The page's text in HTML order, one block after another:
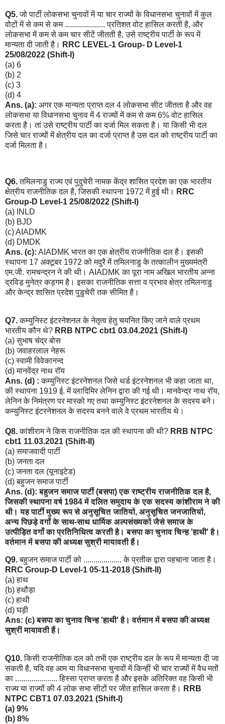
Q5.जो पार्टी लोकसभा चुनावों में या चार राज्यों के विधानसभा चुनावों में कुल
वोटों में से कम से कम .................... प्रतिशत वोट हासिल करती है, और
लोकसभा में कम से कम चार सीटें जीतती है, उसे राष्ट्रीय पार्टी के रूप में
मान्यता दी जाती है।
RRC LEVEL-1 Group- D Level-1
25/08/2022 (Shift-I)
(a) 6
(b) 2
(c) 3
(d) 4
Ans. (a): अगर एक मान्यता प्राप्त दल 4 लोकसभा सीट जीतता है और वह
लोकसभा या विधानसभा चुनाव में 4 राज्यों में कम से कम 6% वोट हासिल
करता है। तां उसे राष्ट्रीय पार्टी का दर्जा मिल सकता है। या किसी भी दल
जिसे चार राज्यों में क्षेत्रीय दल का दर्जा प्राप्त है उस दल को राष्ट्रीय पार्टी का
दर्जा मिलता है।
Q6.तमिलनाडु राज्य एवं पुदुचेरी नामक केंद्र शासित प्रदेश का एक भारतीय
क्षेत्रीय राजनीतिक दल है, जिसकी स्थापना 1972 में हुई थी।
RRC
Group-D Level-1 25/08/2022 (Shift-I)
(a) INLD
(b) BJD
(c) AIADMK
(d) DMDK
Ans. (c): AIADMK भारत का एक क्षेत्रीय राजनीतिक दल है। इसकी
स्थापना 17 अक्टूबर 1972 को मदुरै में तमिलनाडु के तत्कालीन मुख्यमंत्री
एम.जी. रामचन्द्रन ने की थी। AIADMK का पूरा नाम अखिल भारतीय अन्ना
द्रविड़ मुनेत्र कड़गम है। इसका राजनीतिक सत्ता व प्रभाव क्षेत्र तमिलनाडु
और केन्द्र शासित प्रदेश पुडुचेरी तक सीमित है।
Q7.कम्युनिस्ट इंटरनेशनल के नेतृत्व हेतु चयनित किए जाने वाले प्रथम
भारतीय कौन थे? RRB NTPC cbt1 03.04.2021 (Shift-I)
(a) सुभाष चंद्र बोस
(b) जवाहरलाल नेहरू
(c) स्वामी विवेकानन्द
(d) मानवेंद्र नाथ रॉय
Ans. (d) : कम्युनिस्ट इंटरनेशनल जिसे थर्ड इंटरनेशनल भी कहा जाता था,
की स्थापना 1919 ई. में व्लादिमिर लेनिन द्वारा की गई थी। मानवेन्द्र नाथ रॉय,
लेनिन के निमंत्रण पर मास्को गए तथा कम्युनिस्ट इंटरनेशनल के सदस्य बने।
कम्युनिस्ट इंटरनेशनल के सदस्य बनने वाले वे प्रथम भारतीय थे।
Q8.कांशीराम ने किस राजनीतिक दल की स्थापना की थी? RRB NTPC
cbt1 11.03.2021 (Shift-II)
(a) समाजवादी पार्टी
(b) जनता दल
(c) जनता दल (यूनाइटेड)
(d) बहुजन समाज पार्टी
Ans. (d): बहुजन समाज पार्टी (बसपा) एक राष्ट्रीय राजनीतिकदल है,
जिसकी स्थापना वर्ष 1984 में दलित समुदाय के एक सदस्य कांशीराम ने की
थी। यह पार्टी मुख्य रूप से अनुसूचित जातियों, अनुसूचित जनजातियों,
अन्य पिछड़े वर्गों के साथ-साथ धार्मिक अल्पसंख्यकों जैसे समाज के
उत्पीड़ित वर्गों का प्रतिनिधित्व करती है। बसपा का चुनाव चिन्ह 'हाथी' है।
वर्तमान में बसपा की अध्यक्ष सुश्री मायावती हैं।
Q9.बहुजन समाज पार्टी को ................... के प्रतीक द्वारा पहचाना जाता है।
RRC Group-D Level-1 05-11-2018 (Shift-II)
(a) हाथ
(b) हथौड़ा
(c) हाथी
(d) घड़ी
Ans: (c) बसपा का चुनाव चिन्ह 'हाथी' है। वर्तमान में बसपा की अध्यक्ष
सुश्री मायावती हैं।
Q10.किसी राजनीतिक दल को तभी एक राष्ट्रीय दल के रूप में मान्यता दी जा
सकती है, यदि वह आम या विधानसभा चुनावों में किन्हीं भी चार राज्यों में वैध मतों
का ..................... हिस्सा प्राप्त करता है और इसके अतिरिक्त वह किसी भी
राज्य या राज्यों की 4 लोक सभा सीटों पर जीत हासिल करता है।
RRB
NTPC CBT1 07.03.2021 (Shift-I)
(a) 9%
(b) 8%